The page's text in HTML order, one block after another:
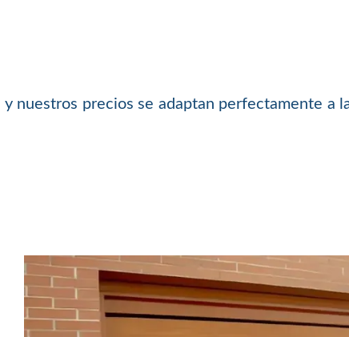
y nuestros precios se adaptan perfectamente a